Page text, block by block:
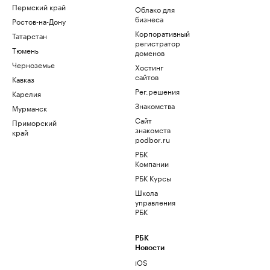
Пермский край
Ростов-на-Дону
Татарстан
Тюмень
Черноземье
Кавказ
Карелия
Мурманск
Приморский
край
Облако для
бизнеса
Корпоративный
регистратор
доменов
Хостинг
сайтов
Рег.решения
Знакомства
Сайт
знакомств
podbor.ru
РБК
Компании
РБК Курсы
Школа
управления
РБК
РБК
Новости
iOS